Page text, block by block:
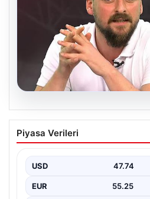
06.08.2026
Transfer Krizi
Burhan Can Terzi
Galatasaray Spor Kulübü,
iddialar nedeniyle…
Piyasa Verileri
USD 47.74
EUR 55.25